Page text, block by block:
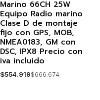
Marino 66CH 25W
Equipo Radio marino
Clase D de montaje
fijo con GPS, MOB,
NMEA0183, GM con
DSC, IPX8 Precio con
iva incluido
$554.919$666.674